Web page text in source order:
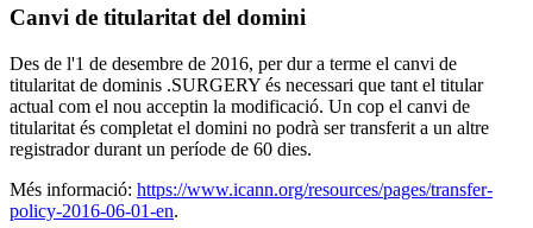
Canvi de titularitat del domini
Des de l'1 de desembre de 2016, per dur a terme el canvi de
titularitat de dominis .SURGERY és necessari que tant el titular
actual com el nou acceptin la modificació. Un cop el canvi de
titularitat és completat el domini no podrà ser transferit a un altre
registrador durant un període de 60 dies.
Més informació: https://www.icann.org/resources/pages/transfer-
policy-2016-06-01-en.